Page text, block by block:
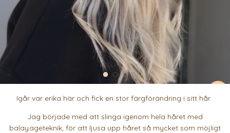
Igår var erika här och fick en stor färgförändring i sitt hår.
Jag började med att slinga igenom hela håret med
balayageteknik, för att ljusa upp håret så mycket som möjligt